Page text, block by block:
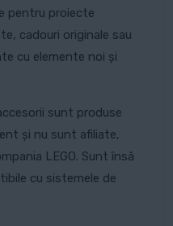
pentru proiecte
cadouri originale sau
cu elemente noi și
sunt produse
și nu sunt afiliate,
LEGO. Sunt însă
cu sistemele de